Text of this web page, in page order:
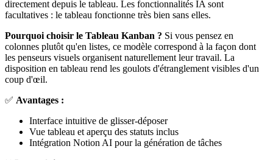
directement depuis le tableau. Les fonctionnalités IA sont
facultatives : le tableau fonctionne très bien sans elles.
Pourquoi choisir le Tableau Kanban ? Si vous pensez en
colonnes plutôt qu'en listes, ce modèle correspond à la façon dont
les penseurs visuels organisent naturellement leur travail. La
disposition en tableau rend les goulots d'étranglement visibles d'un
coup d'œil.
✅ Avantages :
Interface intuitive de glisser-déposer
Vue tableau et aperçu des statuts inclus
Intégration Notion AI pour la génération de tâches